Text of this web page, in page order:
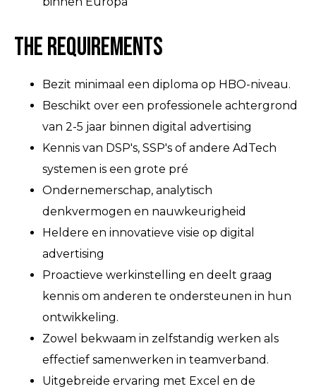
The Requirements
Bezit minimaal een diploma op HBO-niveau.
Beschikt over een professionele achtergrond
van 2-5 jaar binnen digital advertising
Kennis van DSP's, SSP's of andere AdTech
systemen is een grote pré
Ondernemerschap, analytisch
denkvermogen en nauwkeurigheid
Heldere en innovatieve visie op digital
advertising
Proactieve werkinstelling en deelt graag
kennis om anderen te ondersteunen in hun
ontwikkeling.
Zowel bekwaam in zelfstandig werken als
effectief samenwerken in teamverband.
Uitgebreide ervaring met Excel en de